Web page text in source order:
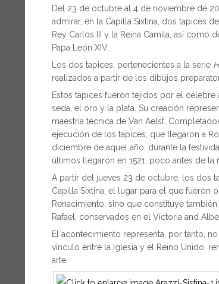
Del 23 de octubre al 4 de noviembre de
admirar, en la Capilla Sixtina, dos tapices
Rey Carlos III y la Reina Camila, así
Papa León XIV.
Los dos tapices, pertenecientes a la serie
realizados a partir de los dibujos
Estos tapices fueron tejidos por el
seda, el oro y la plata. Su creación
maestría técnica de Van Aelst.
ejecución de los tapices, que llegaron a
diciembre de aquel año, durante la
últimos llegaron en 1521, poco antes de la
A partir del jueves 23 de octubre, los dos
Capilla Sixtina, el lugar para el que fueron
Renacimiento, sino que constituye
Rafael, conservados en el Victoria and
El acontecimiento representa, por tanto,
vínculo entre la Iglesia y el Reino Unido,
arte.